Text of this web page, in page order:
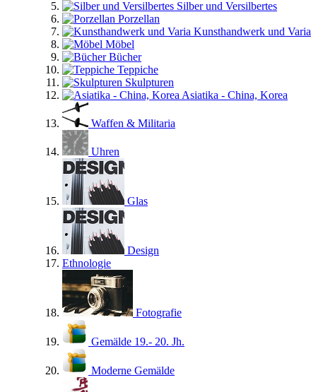
Silber und Versilbertes
Porzellan
Kunsthandwerk und Varia
Möbel
Bücher
Teppiche
Skulpturen
Asiatika - China, Korea
Waffen & Militaria
Uhren
Glas
Design
Ethnologie
Fotografie
Gemälde 19.- 20. Jh.
Moderne Gemälde